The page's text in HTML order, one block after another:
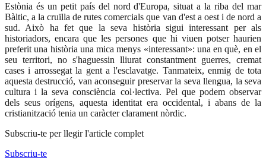
Estònia és un petit país del nord d'Europa, situat a la riba del mar
Bàltic, a la cruïlla de rutes comercials que van d'est a oest i de nord a
sud. Això ha fet que la seva història sigui interessant per als
historiadors, encara que les persones que hi viuen potser haurien
preferit una història una mica menys «interessant»: una en què, en el
seu territori, no s'haguessin lliurat constantment guerres, cremat
cases i arrossegat la gent a l'esclavatge. Tanmateix, enmig de tota
aquesta destrucció, van aconseguir preservar la seva llengua, la seva
cultura i la seva consciència col·lectiva. Pel que podem observar
dels seus orígens, aquesta identitat era occidental, i abans de la
cristianització tenia un caràcter clarament nòrdic.
Subscriu-te per llegir l'article complet
Subscriu-te